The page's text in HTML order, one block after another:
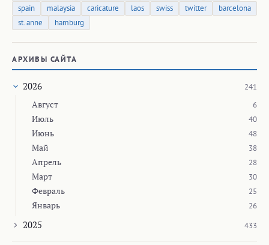
spain
malaysia caricature laos swiss twitter
barcelona
st. anne
hamburg
АРХИВЫ САЙТА
2026 241
Август 6
Июль 40
Июнь 48
Май 38
Апрель 28
Март 30
Февраль 25
Январь 26
2025 433